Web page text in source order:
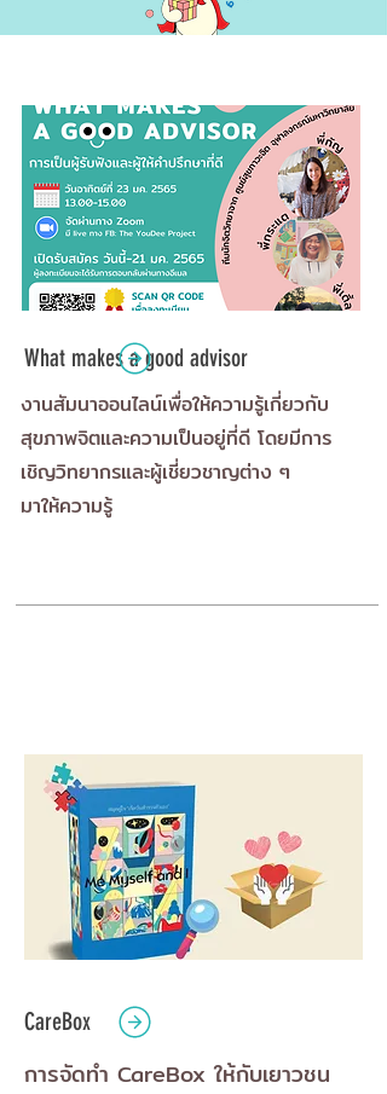
What makes a good advisor
งานสัมนาออนไลน์เพื่อให้ความรู้เกี่ยวกับ
สุขภาพจิตและความเป็นอยู่ที่ดี โดยมีการ
เชิญวิทยากรและผู้เชี่ยวชาญต่าง ๆ
มาให้ความรู้
CareBox
การจัดทำ CareBox ให้กับเยาวชน